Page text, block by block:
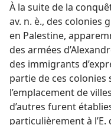
À la suite de la
av. n. è., des colonies
en Palestine,
des armées
des immigrants
partie de ces
l’emplacement de
d’autres furent
particulièrement à